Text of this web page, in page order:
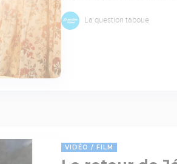
La question taboue
VIDÉO FILM